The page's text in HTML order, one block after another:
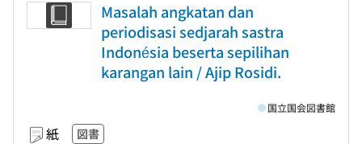
Masalah angkatan dan
periodisasi sedjarah sastra
Indonésia beserta sepilihan
karangan lain / Ajip Rosidi.
紙 図書
国立国会図書館